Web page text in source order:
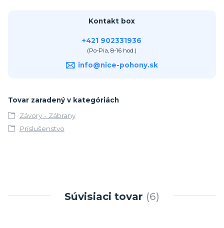
Kontakt box
+421 902331936
(Po-Pia, 8-16 hod.)
info@nice-pohony.sk
Tovar zaradený v kategóriách
Závory - Zábrany
Príslušenstvo
Súvisiaci tovar 6